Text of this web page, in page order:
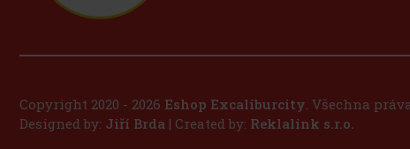
Copyright 2020 - 2026 Eshop Excaliburcity. Všechna
Designed by: Jiří Brda | Created by: Reklalink s.r.o.